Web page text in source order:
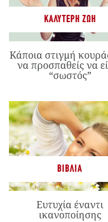
ΚΑΛΎΤΕΡΗ ΖΩΉ
Κάποια στιγμή
να προσπαθείς να
“σωστός”
ΒΙΒΛΊΑ
Ευτυχία έναντι
ικανοποίησης